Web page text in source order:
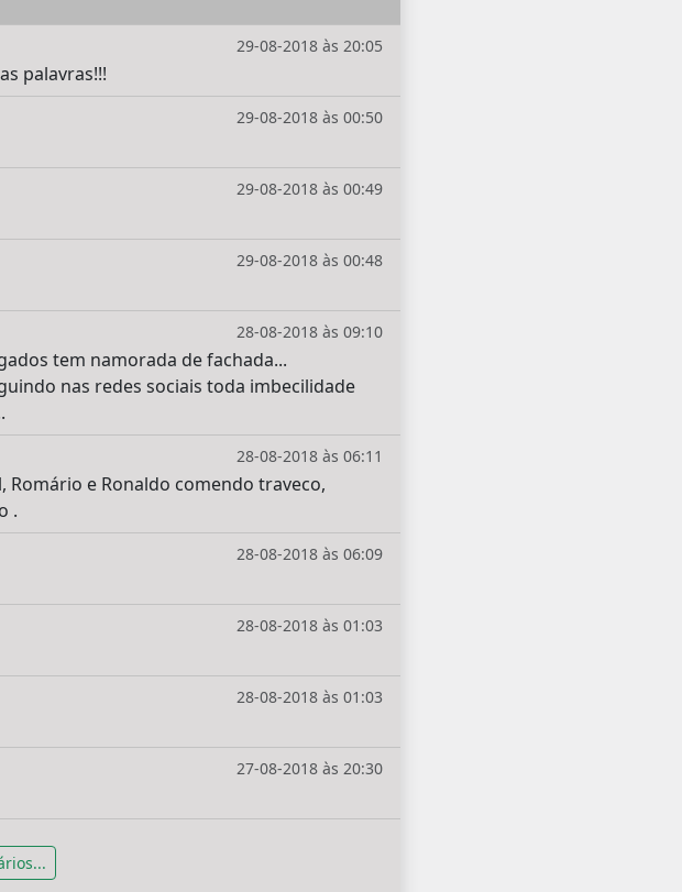
29-08-2018 às 20:05
palavras!!!
29-08-2018 às 00:50
29-08-2018 às 00:49
29-08-2018 às 00:48
28-08-2018 às 09:10
tem namorada de fachada...
nas redes sociais toda imbecilidade
28-08-2018 às 06:11
Romário e Ronaldo comendo traveco,
.
28-08-2018 às 06:09
28-08-2018 às 01:03
28-08-2018 às 01:03
27-08-2018 às 20:30